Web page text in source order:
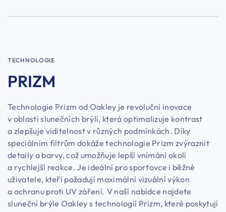
TECHNOLOGIE
PRIZM
Technologie Prizm od Oakley je revoluční inovace
v oblasti slunečních brýlí, která optimalizuje kontrast
a zlepšuje viditelnost v různých podmínkách. Díky
speciálním filtrům dokáže technologie Prizm zvýraznit
detaily a barvy, což umožňuje lepší vnímání okolí
a rychlejší reakce. Je ideální pro sportovce i běžné
uživatele, kteří požadují maximální vizuální výkon
a ochranu proti UV záření. V naší nabídce najdete
sluneční brýle Oakley s technologií Prizm, které poskytují